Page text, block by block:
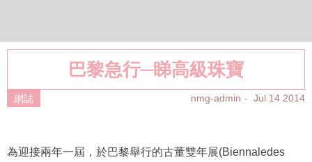
巴黎急行─睇高級珠寶
網誌 nmg-admin Jul 14 2014
為迎接兩年一屆，於巴黎舉行的古董雙年展(Biennaledes